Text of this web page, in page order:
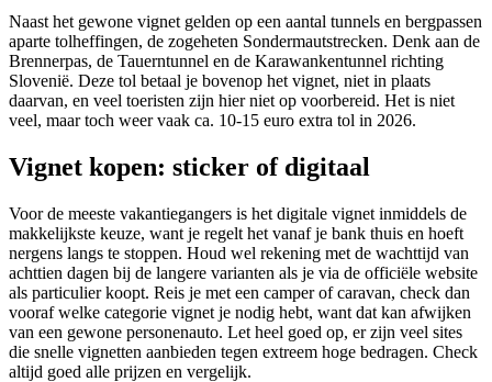
Naast het gewone vignet gelden op een aantal tunnels en bergpassen
aparte tolheffingen, de zogeheten Sondermautstrecken. Denk aan de
Brennerpas, de Tauerntunnel en de Karawankentunnel richting
Slovenië. Deze tol betaal je bovenop het vignet, niet in plaats
daarvan, en veel toeristen zijn hier niet op voorbereid. Het is niet
veel, maar toch weer vaak ca. 10-15 euro extra tol in 2026.
Vignet kopen: sticker of digitaal
Voor de meeste vakantiegangers is het digitale vignet inmiddels de
makkelijkste keuze, want je regelt het vanaf je bank thuis en hoeft
nergens langs te stoppen. Houd wel rekening met de wachttijd van
achttien dagen bij de langere varianten als je via de officiële website
als particulier koopt. Reis je met een camper of caravan, check dan
vooraf welke categorie vignet je nodig hebt, want dat kan afwijken
van een gewone personenauto. Let heel goed op, er zijn veel sites
die snelle vignetten aanbieden tegen extreem hoge bedragen. Check
altijd goed alle prijzen en vergelijk.